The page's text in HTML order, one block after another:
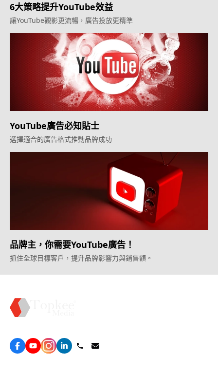
6大策略提升YouTube效益
讓YouTube觀影更流暢，廣告投放更精準
YouTube廣告必知貼士
選擇適合的廣告格式推動品牌成功
品牌主，你需要YouTube廣告！
抓住全球目標客戶，提升品牌影響力與銷售額。